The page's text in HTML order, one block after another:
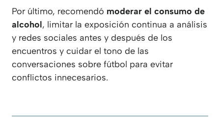
Por último, recomendó moderar el consumo de
alcohol, limitar la exposición continua a análisis
y redes sociales antes y después de los
encuentros y cuidar el tono de las
conversaciones sobre fútbol para evitar
conflictos innecesarios.